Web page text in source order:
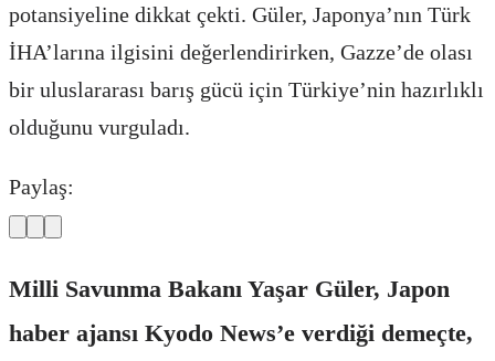
potansiyeline dikkat çekti. Güler, Japonya’nın Türk
İHA’larına ilgisini değerlendirirken, Gazze’de olası
bir uluslararası barış gücü için Türkiye’nin hazırlıklı
olduğunu vurguladı.
Paylaş:
Milli Savunma Bakanı Yaşar Güler, Japon
haber ajansı Kyodo News’e verdiği demeçte,